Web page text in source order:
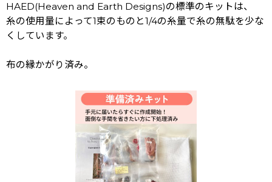
HAED(Heaven and Earth Designs)の標準のキットは、
糸の使用量によって1束のものと1/4の糸量で糸の無駄を少な
くしています。
布の縁かがり済み。